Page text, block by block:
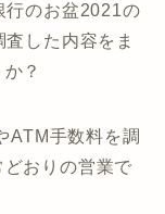
行のお盆2021の
した内容をま
？
ATM手数料を調
おりの営業で